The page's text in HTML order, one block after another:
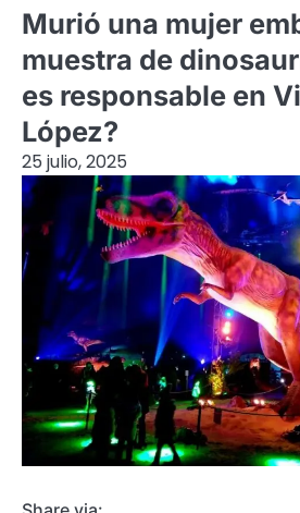
Murió una mujer
muestra de
es responsable en
López?
25 julio, 2025